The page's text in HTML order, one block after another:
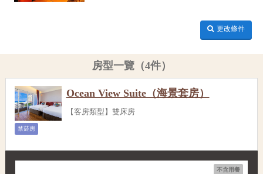
更改條件
房型一覽（4件）
Ocean View Suite（海景套房）
【客房類型】雙床房
禁菸房
不含用餐